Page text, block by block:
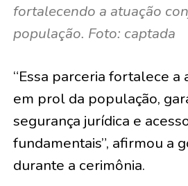
fortalecendo a atuação
população. Foto: captada
“Essa parceria fortalece a
em prol da população,
segurança jurídica e
fundamentais”, afirmou a
durante a cerimônia.